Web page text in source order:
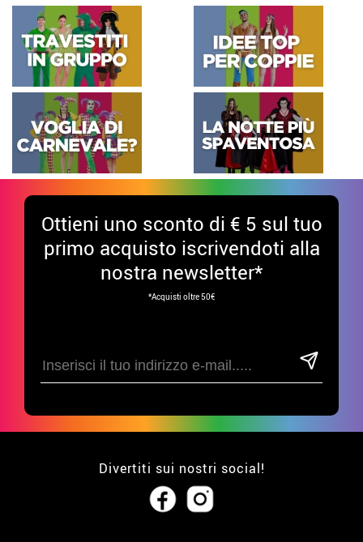
Ottieni uno sconto di € 5 sul tuo
primo acquisto iscrivendoti alla
nostra newsletter*
*Acquisti oltre 50€
Divertiti sui nostri social!